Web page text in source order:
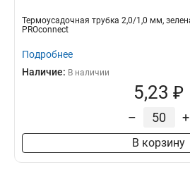
Термоусадочная трубка 2,0/1,0 мм,
PROconnect
Подробнее
Наличие: В наличии
5,23 ₽
– +
В корзину